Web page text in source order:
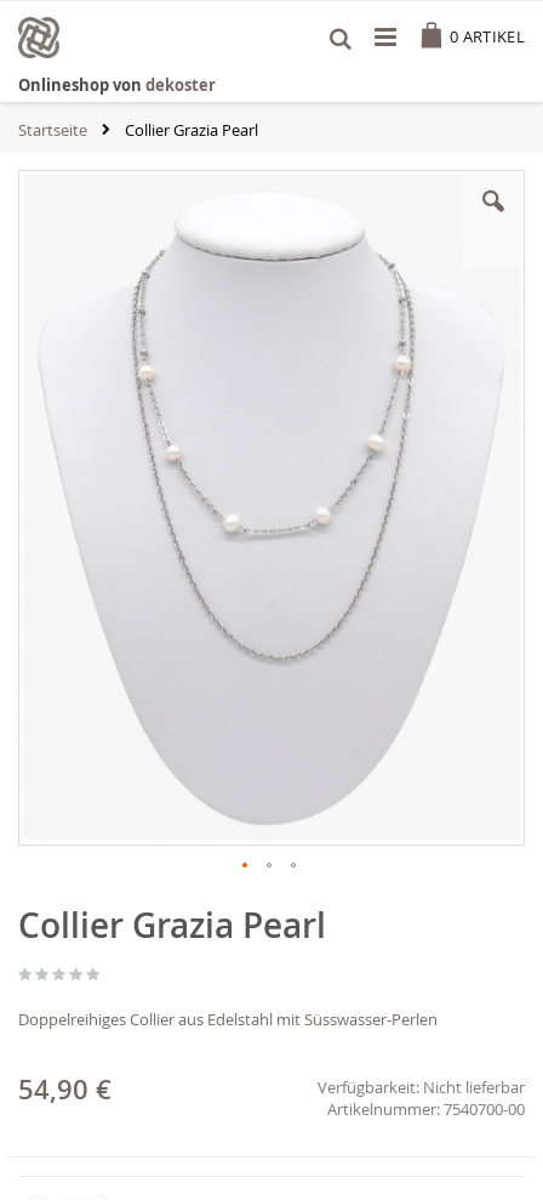
Inhalt
springen
0 ARTIKEL
Onlineshop von dekoster
Startseite Collier Grazia Pearl
Anfang
der
springen
Collier Grazia Pearl
Doppelreihiges Collier aus Edelstahl mit Süsswasser-Perlen
54,90 € Verfügbarkeit: Nicht lieferbar
7540700-00